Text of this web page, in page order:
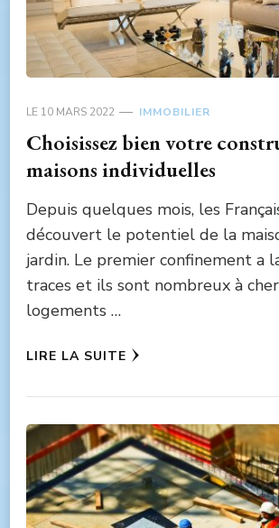
LE 10 MARS 2022 IMMOBILIER
Choisissez bien votre
maisons individuelles
Depuis quelques mois, les
découvert le potentiel de la
jardin. Le premier confinement a
traces et ils sont nombreux à
logements …
LIRE LA SUITE